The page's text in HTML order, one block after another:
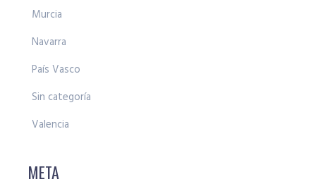
Murcia
Navarra
País Vasco
Sin categoría
Valencia
META